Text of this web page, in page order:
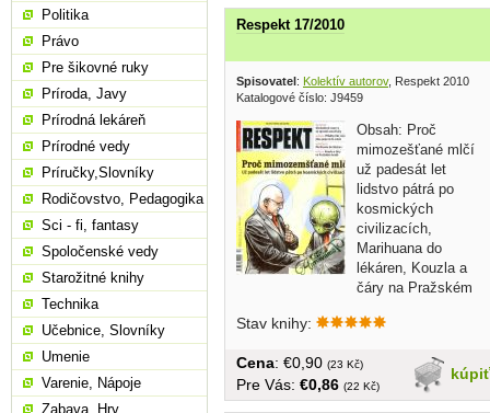
Respekt 17/2010
Spisovatel: Kolektív autorov, Respekt 2010
Katalogové číslo: J9459
Obsah: Proč
mimozešťané mlčí
už padesát let
lidstvo pátrá po
kosmických
civilizacích,
Marihuana do
lékáren, Kouzla a
čáry na Pražském
Stav knihy:
kúpiť
Cena: €0,90 (23 Kč)
Pre Vás: €0,86 (22 Kč)
Politika
Právo
Pre šikovné ruky
Príroda, Javy
Prírodná lekáreň
Prírodné vedy
Príručky,Slovníky
Rodičovstvo, Pedagogika
Sci - fi, fantasy
Spoločenské vedy
Starožitné knihy
Technika
Učebnice, Slovníky
Umenie
Varenie, Nápoje
Zabava, Hry